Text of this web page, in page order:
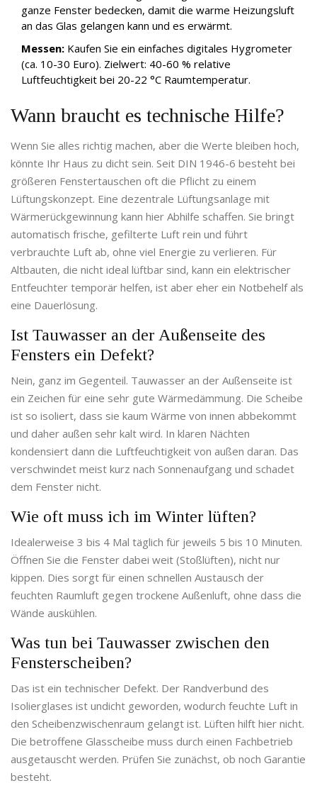
ganze Fenster bedecken, damit die warme Heizungsluft
an das Glas gelangen kann und es erwärmt.
Messen: Kaufen Sie ein einfaches digitales Hygrometer
(ca. 10-30 Euro). Zielwert: 40-60 % relative
Luftfeuchtigkeit bei 20-22 °C Raumtemperatur.
Wann braucht es technische Hilfe?
Wenn Sie alles richtig machen, aber die Werte bleiben hoch,
könnte Ihr Haus zu dicht sein. Seit DIN 1946-6 besteht bei
größeren Fenstertauschen oft die Pflicht zu einem
Lüftungskonzept. Eine dezentrale Lüftungsanlage mit
Wärmerückgewinnung kann hier Abhilfe schaffen. Sie bringt
automatisch frische, gefilterte Luft rein und führt
verbrauchte Luft ab, ohne viel Energie zu verlieren. Für
Altbauten, die nicht ideal lüftbar sind, kann ein elektrischer
Entfeuchter temporär helfen, ist aber eher ein Notbehelf als
eine Dauerlösung.
Ist Tauwasser an der Außenseite des
Fensters ein Defekt?
Nein, ganz im Gegenteil. Tauwasser an der Außenseite ist
ein Zeichen für eine sehr gute Wärmedämmung. Die Scheibe
ist so isoliert, dass sie kaum Wärme von innen abbekommt
und daher außen sehr kalt wird. In klaren Nächten
kondensiert dann die Luftfeuchtigkeit von außen daran. Das
verschwindet meist kurz nach Sonnenaufgang und schadet
dem Fenster nicht.
Wie oft muss ich im Winter lüften?
Idealerweise 3 bis 4 Mal täglich für jeweils 5 bis 10 Minuten.
Öffnen Sie die Fenster dabei weit (Stoßlüften), nicht nur
kippen. Dies sorgt für einen schnellen Austausch der
feuchten Raumluft gegen trockene Außenluft, ohne dass die
Wände auskühlen.
Was tun bei Tauwasser zwischen den
Fensterscheiben?
Das ist ein technischer Defekt. Der Randverbund des
Isolierglases ist undicht geworden, wodurch feuchte Luft in
den Scheibenzwischenraum gelangt ist. Lüften hilft hier nicht.
Die betroffene Glasscheibe muss durch einen Fachbetrieb
ausgetauscht werden. Prüfen Sie zunächst, ob noch Garantie
besteht.